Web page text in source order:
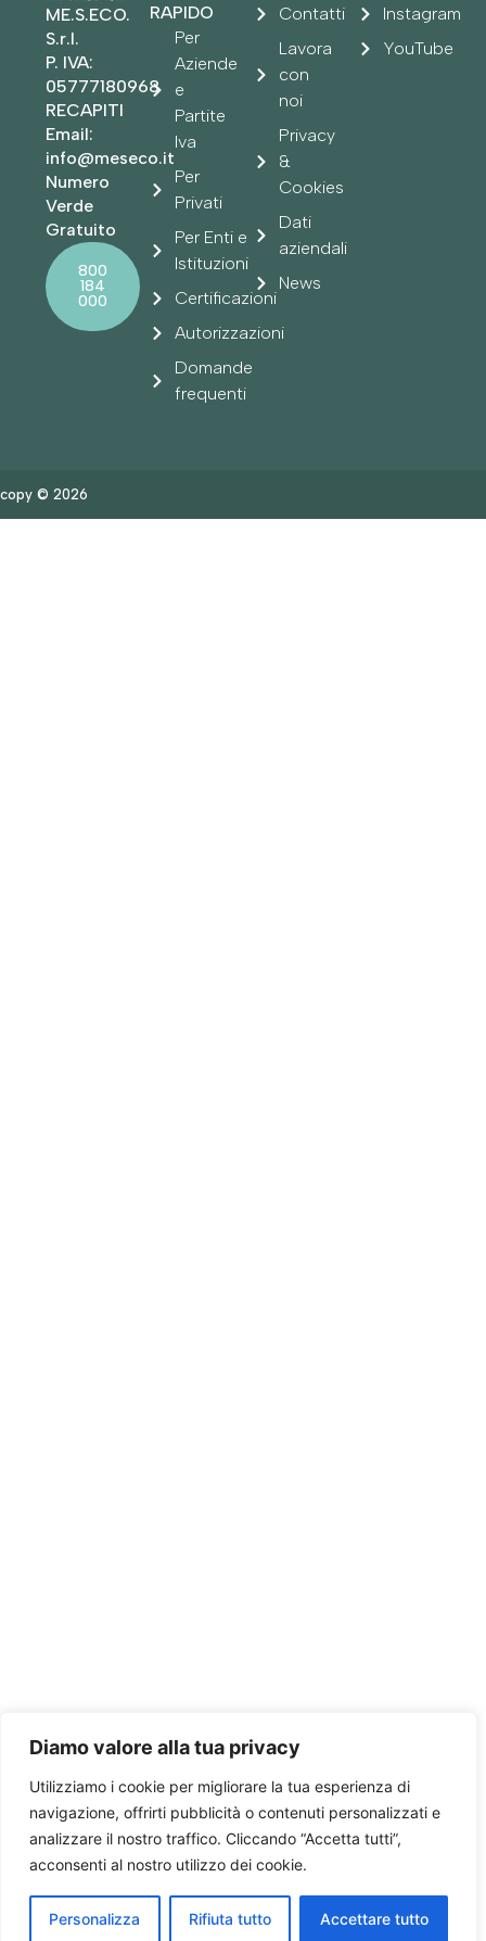
Diamo valore alla tua privacy
Utilizziamo i cookie per migliorare la tua esperienza di
navigazione, offrirti pubblicità o contenuti personalizzati e
analizzare il nostro traffico. Cliccando “Accetta tutti”,
acconsenti al nostro utilizzo dei cookie.
Personalizza Rifiuta tutto Accettare tutto
ME.S.ECO.
S.r.l.
P. IVA:
05777180968
RECAPITI
Email:
info@meseco.it
Numero
Verde
Gratuito
800
184
000
RAPIDO
Per
Aziende
e
Partite
Iva
Per
Privati
Per Enti e
Istituzioni
Certificazioni
Autorizzazioni
Domande
frequenti
Contatti
Lavora
con
noi
Privacy
&
Cookies
Dati
aziendali
News
Instagram
YouTube
copy © 2026